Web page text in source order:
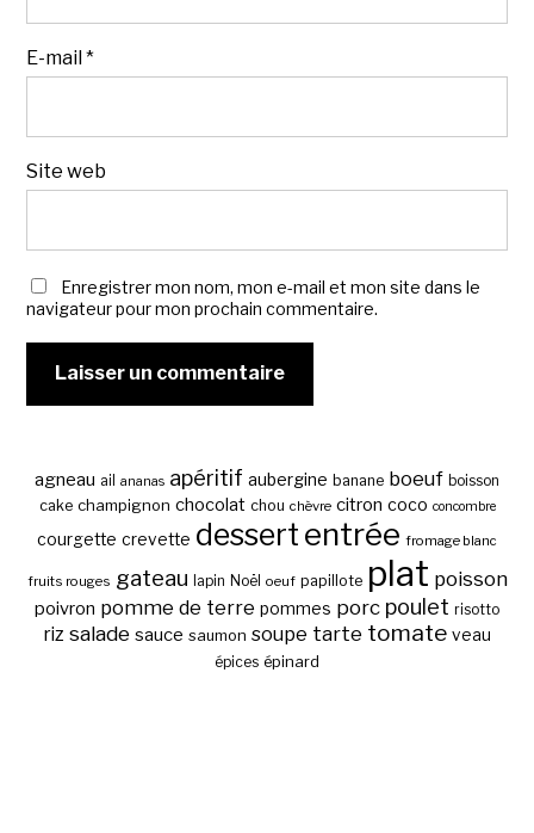
E-mail*
Site web
Enregistrer mon nom, mon e-mail et mon site dans le
navigateur pour mon prochain commentaire.
agneau ail ananas apéritif aubergine banane boeuf boisson
cake champignon chocolat chou chèvre citron coco concombre
courgette crevette dessert entrée fromage blanc
fruits rouges gateau lapin Noël oeuf papillote plat poisson
poivron pomme de terre pommes porc poulet risotto
riz salade sauce saumon soupe tarte tomate veau
épices épinard